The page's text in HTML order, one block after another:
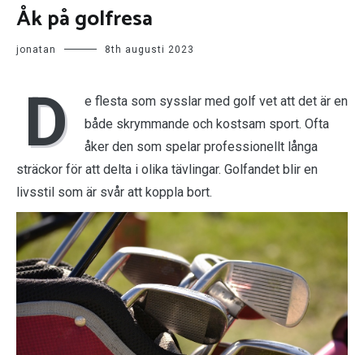
Åk på golfresa
jonatan 8th augusti 2023
D
e flesta som sysslar med golf vet att det är en
både skrymmande och kostsam sport. Ofta
åker den som spelar professionellt långa
sträckor för att delta i olika tävlingar. Golfandet blir en
livsstil som är svår att koppla bort.